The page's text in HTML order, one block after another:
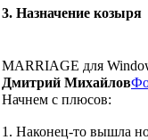
3. Назначение козыря
MARRIAGE для
Дмитрий Михайлов
Начнем с плюсов:
1. Наконец-то вышла